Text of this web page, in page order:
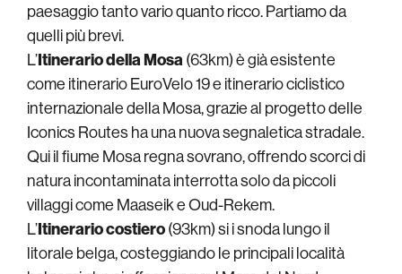
paesaggio tanto vario quanto ricco. Partiamo da
quelli più brevi.
L’Itinerario della Mosa(63km) è già esistente
come itinerario EuroVelo 19 e itinerario ciclistico
internazionale della Mosa, grazie al progetto delle
Iconics Routes ha una nuova segnaletica stradale.
Qui il fiume Mosa regna sovrano, offrendo scorci di
natura incontaminata interrotta solo da piccoli
villaggi come Maaseik e Oud-Rekem.
L’Itinerario costiero(93km) si i snoda lungo il
litorale belga, costeggiando le principali località